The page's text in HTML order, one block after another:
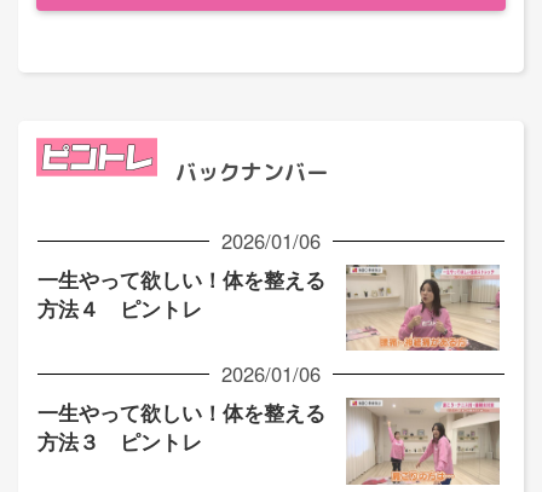
バックナンバー
2026/01/06
一生やって欲しい！体を整える
方法４ ピントレ
2026/01/06
一生やって欲しい！体を整える
方法３ ピントレ